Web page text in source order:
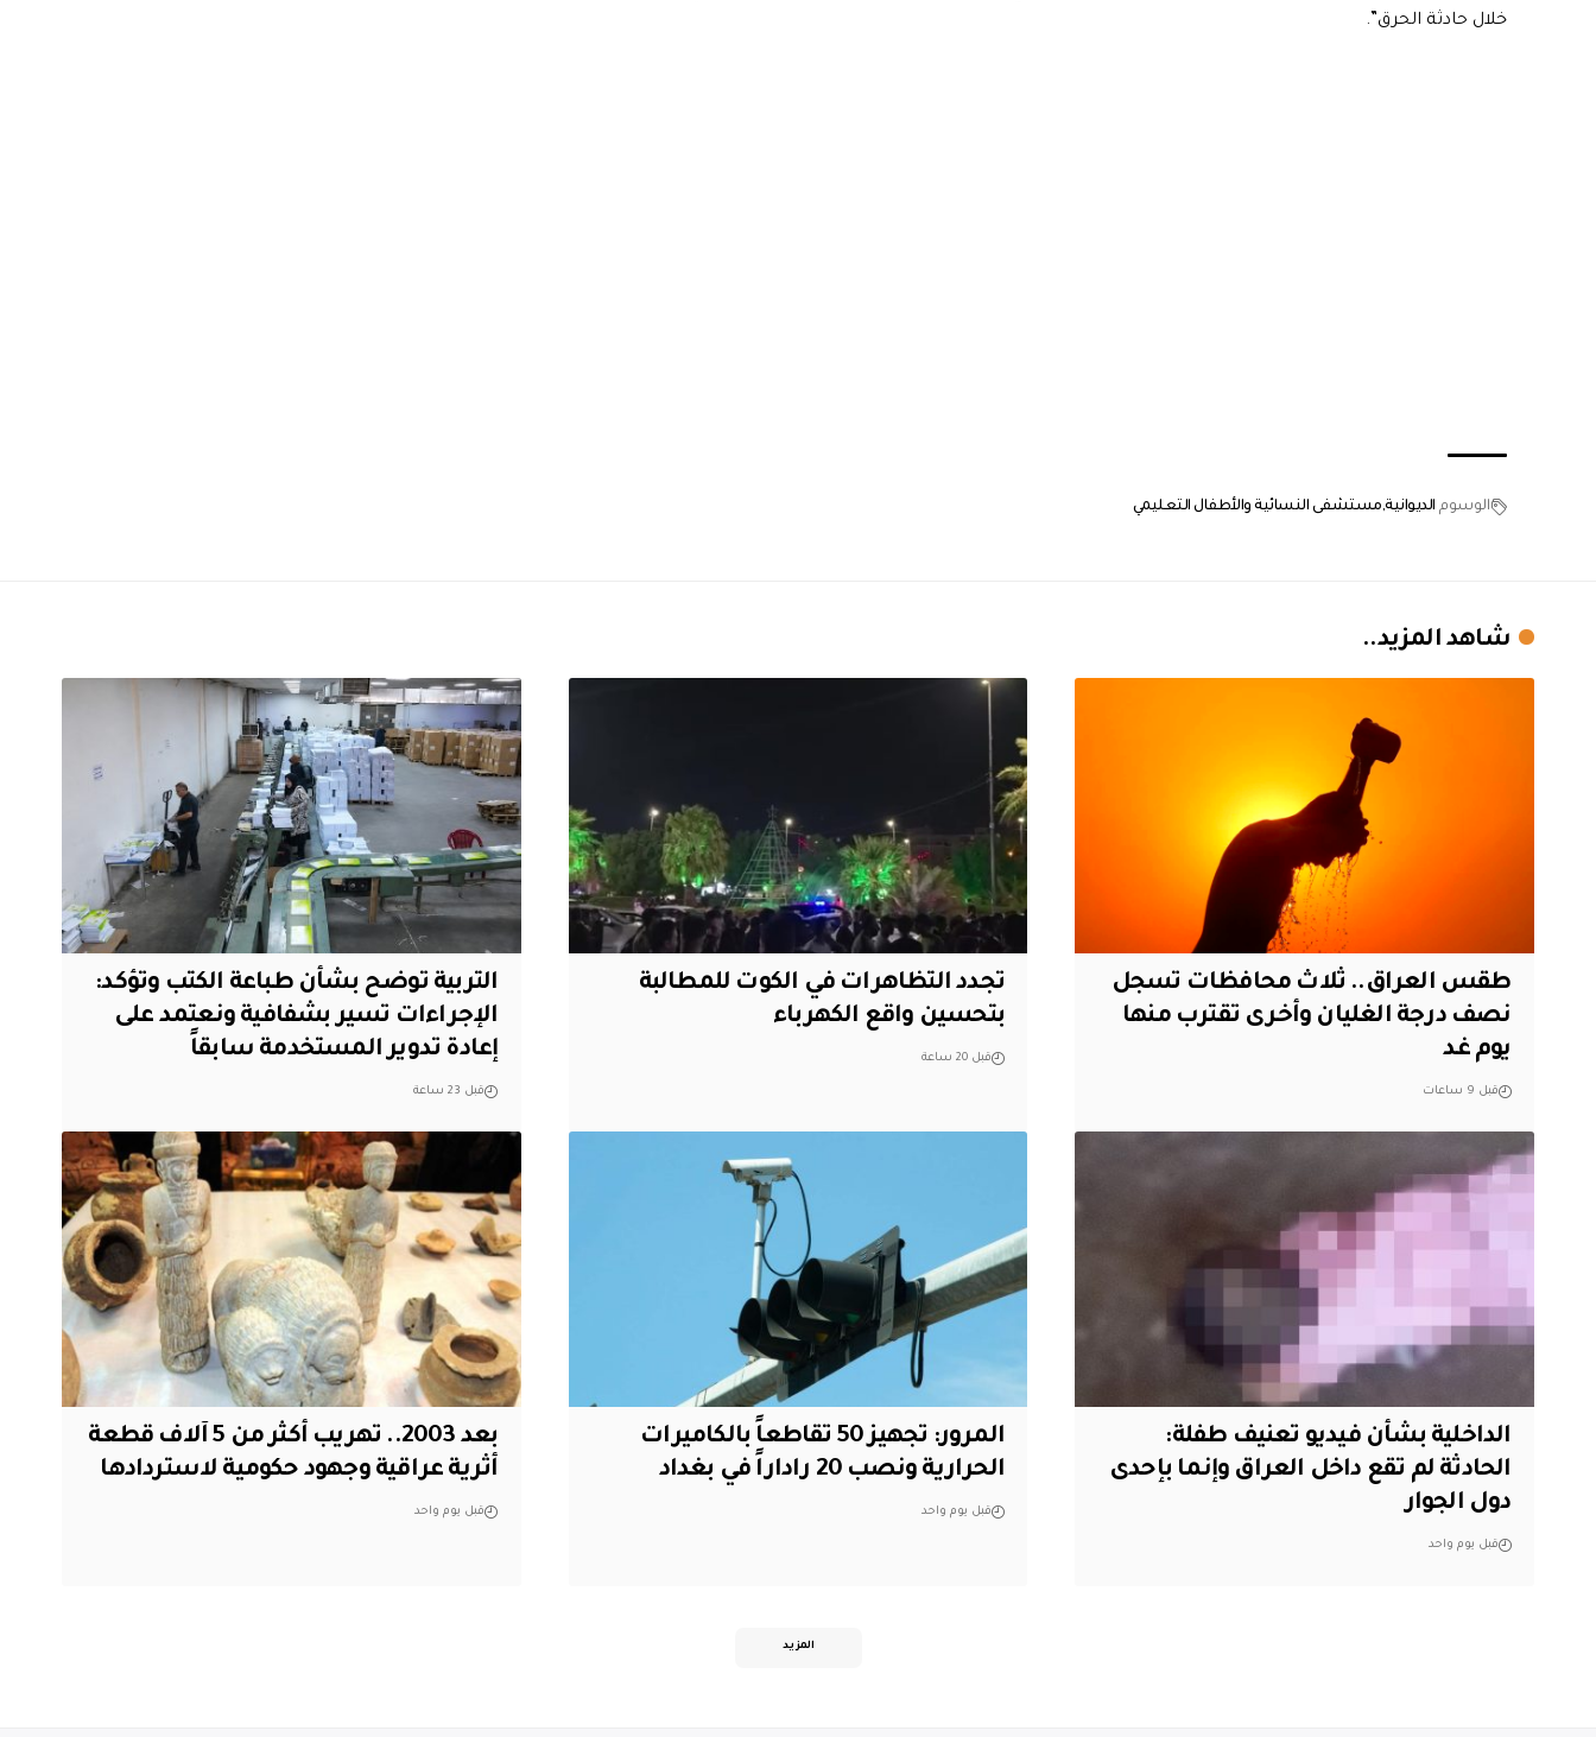
خلال حادثة الحرق”.
الوسوم الديوانية مستشفى النسائية والأطفال التعليمي
شاهد المزيد..
طقس العراق.. ثلاث محافظات تسجل
نصف درجة الغليان وأخرى تقترب منها
يوم غد
قبل 9 ساعات
تجدد التظاهرات في الكوت للمطالبة
بتحسين واقع الكهرباء
قبل 20 ساعة
التربية توضح بشأن طباعة الكتب وتؤكد:
الإجراءات تسير بشفافية ونعتمد على
إعادة تدوير المستخدمة سابقاً
قبل 23 ساعة
الداخلية بشأن فيديو تعنيف طفلة:
الحادثة لم تقع داخل العراق وإنما بإحدى
دول الجوار
قبل يوم واحد
المرور: تجهيز 50 تقاطعاً بالكاميرات
الحرارية ونصب 20 راداراً في بغداد
قبل يوم واحد
بعد 2003.. تهريب أكثر من 5 آلاف قطعة
أثرية عراقية وجهود حكومية لاستردادها
قبل يوم واحد
المزيد